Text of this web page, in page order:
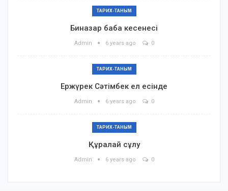
ТАРИХ-ТАНЫМ
Биназар баба кесенесі
Admin 6 years ago 0
ТАРИХ-ТАНЫМ
Ержүрек Сәтімбек ел есінде
Admin 6 years ago 0
ТАРИХ-ТАНЫМ
Құралай сұлу
Admin 6 years ago 0